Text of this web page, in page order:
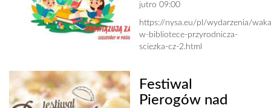
jutro 09:00
https://nysa.eu/pl/wydarzenia/
w-bibliotece-przyrodnicza-
sciezka-cz-2.html
Festiwal
Pierogów nad